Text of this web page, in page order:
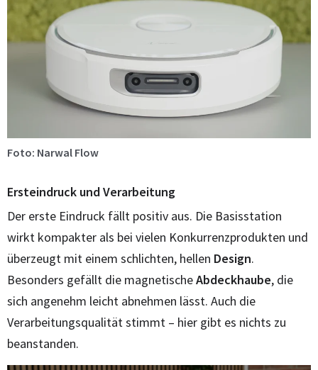
Foto: Narwal Flow
Ersteindruck und Verarbeitung
Der erste Eindruck fällt positiv aus. Die Basisstation
wirkt kompakter als bei vielen Konkurrenzprodukten und
überzeugt mit einem schlichten, hellen Design.
Besonders gefällt die magnetischeAbdeckhaube, die
sich angenehm leicht abnehmen lässt. Auch die
Verarbeitungsqualität stimmt – hier gibt es nichts zu
beanstanden.